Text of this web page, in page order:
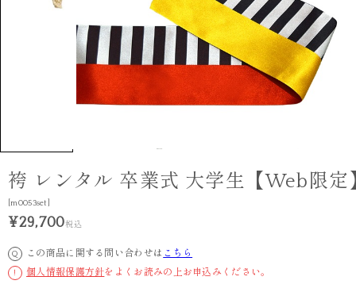
袴 レンタル 卒業式 大学生【Web限定
[m0053set]
¥29,700税込
Q この商品に関する問い合わせは こちら
! 個人情報保護方針をよくお読みの上お申込みください。